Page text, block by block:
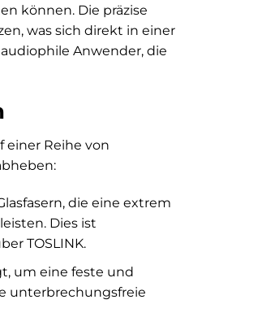
können. Die präzise
was sich direkt in einer
Anwender, die
einer Reihe von
die eine extrem
Dies ist
TOSLINK.
um eine feste und
unterbrechungsfreie